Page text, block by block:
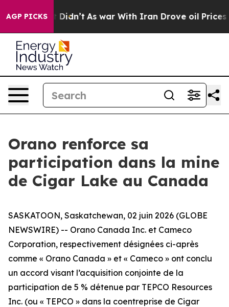
AGP PICKS
Well, it Didn’t As war With Iran Drove oil Prices
Orano renforce sa
participation dans la mine
de Cigar Lake au Canada
SASKATOON, Saskatchewan, 02 juin 2026 (GLOBE
NEWSWIRE) -- Orano Canada Inc. et Cameco
Corporation, respectivement désignées ci-après
comme « Orano Canada » et « Cameco » ont conclu
un accord visant l’acquisition conjointe de la
participation de 5 % détenue par TEPCO Resources
Inc. (ou « TEPCO » dans la coentreprise de Cigar